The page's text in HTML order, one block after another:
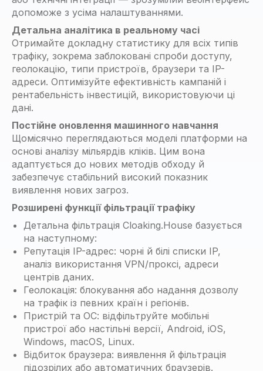
допоможе з усіма налаштуваннями.
Детальна аналітика в реальному часі
Отримайте докладну статистику для всіх типів
трафіку, зокрема заблоковані спроби доступу,
геолокацію, типи пристроїв, браузери та IP-
адреси. Оптимізуйте ефективність кампаній і
рентабельність інвестицій, використовуючи ці
дані.
Постійне оновлення машинного навчання
Щомісячно переглядаються моделі платформи на
основі аналізу мільярдів кліків. Цим вона
адаптується до нових методів обходу й
забезпечує стабільний високий показник
виявлення нових загроз.
Розширені функції фільтрації трафіку
Детальна фільтрація Cloaking.House базується
на наступному:
Репутація IP-адрес: чорні й білі списки IP,
аналіз використання VPN/проксі, адреси
центрів даних.
Геолокація: блокування або надання дозволу
на трафік із певних країн і регіонів.
Пристрій та ОС: відфільтруйте мобільні
пристрої або настільні версії, Android, iOS,
Windows, macOS, Linux.
Відбиток браузера: виявлення й фільтрація
підозрілих або автоматичних браузерів.